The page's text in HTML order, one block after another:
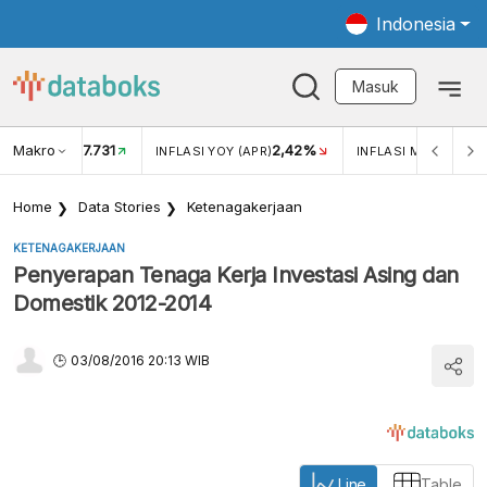
Indonesia
Masuk
Makro
USD/IDR 17.731 INFLASI YOY (APR)2,42% INFLASI MOM (APR)
Home Data Stories Ketenagakerjaan
KETENAGAKERJAAN
Penyerapan Tenaga Kerja Investasi Asing dan
Domestik 2012-2014
03/08/2016 20:13 WIB